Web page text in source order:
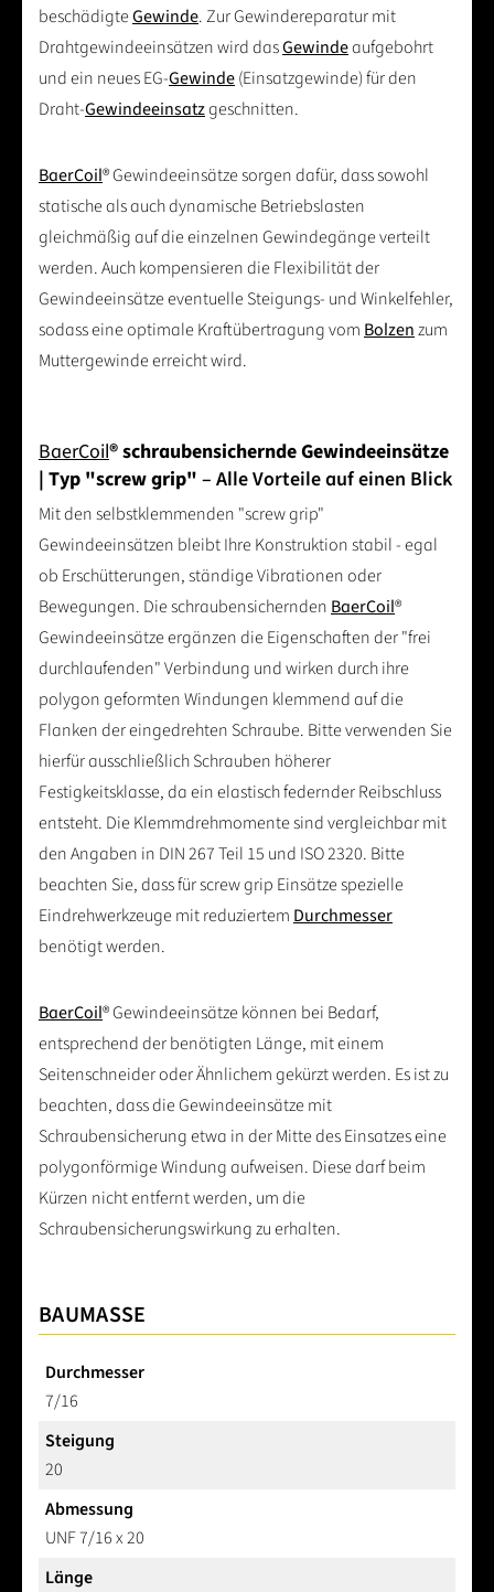
beschädigteGewinde. Zur Gewindereparatur mit
Drahtgewindeeinsätzen wird dasGewindeaufgebohrt
und ein neues EG-Gewinde(Einsatzgewinde) für den
Draht-Gewindeeinsatzgeschnitten.
BaerCoil® Gewindeeinsätze sorgen dafür, dass sowohl
statische als auch dynamische Betriebslasten
gleichmäßig auf die einzelnen Gewindegänge verteilt
werden. Auch kompensieren die Flexibilität der
Gewindeeinsätze eventuelle Steigungs- und Winkelfehler,
sodass eine optimale Kraftübertragung vom Bolzenzum
Muttergewinde erreicht wird.
BaerCoil® schraubensichernde Gewindeeinsätze
| Typ "screw grip" – Alle Vorteile auf einen Blick
Mit den selbstklemmenden "screw grip"
Gewindeeinsätzen bleibt Ihre Konstruktion stabil - egal
ob Erschütterungen, ständige Vibrationen oder
Bewegungen. Die schraubensichernden BaerCoil®
Gewindeeinsätze ergänzen die Eigenschaften der "frei
durchlaufenden" Verbindung und wirken durch ihre
polygon geformten Windungen klemmend auf die
Flanken der eingedrehten Schraube. Bitte verwenden Sie
hierfür ausschließlich Schrauben höherer
Festigkeitsklasse, da ein elastisch federnder Reibschluss
entsteht. Die Klemmdrehmomente sind vergleichbar mit
den Angaben in DIN 267 Teil 15 und ISO 2320. Bitte
beachten Sie, dass für screw grip Einsätze spezielle
Eindrehwerkzeuge mit reduziertem Durchmesser
benötigt werden.
BaerCoil® Gewindeeinsätze können bei Bedarf,
entsprechend der benötigten Länge, mit einem
Seitenschneider oder Ähnlichem gekürzt werden. Es ist zu
beachten, dass die Gewindeeinsätze mit
Schraubensicherung etwa in der Mitte des Einsatzes eine
polygonförmige Windung aufweisen. Diese darf beim
Kürzen nicht entfernt werden, um die
Schraubensicherungswirkung zu erhalten.
BAUMASSE
Durchmesser
7/16
Steigung
20
Abmessung
UNF 7/16 x 20
Länge